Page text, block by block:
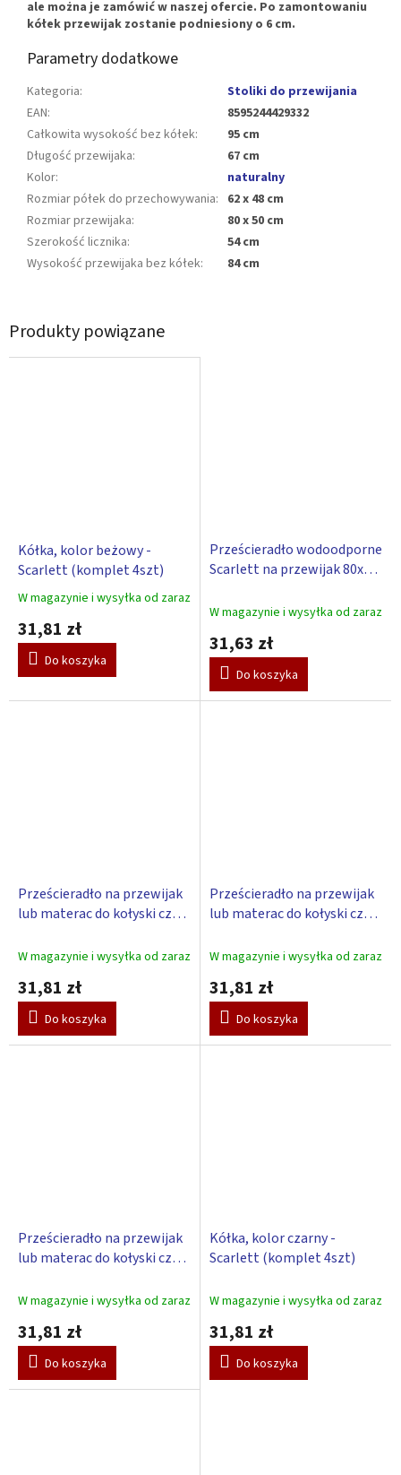
Produkty powiązane
Kółka, kolor beżowy -
Scarlett (komplet 4szt)
Średnia
produktu
wynosi
3,0
5
W magazynie i wysyłka od zaraz
31,81 zł
Do koszyka
Prześcieradło wodoodporne
Scarlett na przewijak 80x50
W magazynie i wysyłka od zaraz
31,63 zł
Do koszyka
Prześcieradło na przewijak
lub materac do kołyski czy
W magazynie i wysyłka od zaraz
31,81 zł
Do koszyka
Prześcieradło na przewijak
lub materac do kołyski czy
W magazynie i wysyłka od zaraz
31,81 zł
Do koszyka
Prześcieradło na przewijak
lub materac do kołyski czy
W magazynie i wysyłka od zaraz
31,81 zł
Do koszyka
Kółka, kolor czarny -
Scarlett (komplet 4szt)
W magazynie i wysyłka od zaraz
31,81 zł
Do koszyka
ale można je zamówić w naszej ofercie. Po zamontowaniu
kółek przewijak zostanie podniesiony o 6 cm.
Parametry dodatkowe
Kategoria:
Stoliki do przewijania
EAN:
8595244429332
Całkowita wysokość bez kółek:
95 cm
Długość przewijaka:
67 cm
Kolor:
naturalny
Rozmiar półek do przechowywania: 62 x 48 cm
Rozmiar przewijaka:
80 x 50 cm
Szerokość licznika:
54 cm
Wysokość przewijaka bez kółek: 84 cm